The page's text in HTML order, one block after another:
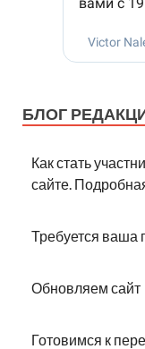
БЛОГ
Как стать
сайте.
Требуется ваша
Обновляем сайт
Готовимся к